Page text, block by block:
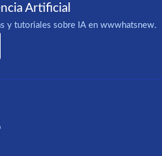
Artificial
y tutoriales sobre IA en wwwhatsnew.